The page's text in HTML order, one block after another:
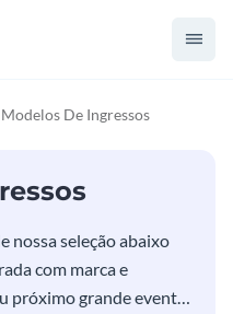
Modelos De Ingressos
nossa seleção abaixo
com marca e
próximo grande evento.